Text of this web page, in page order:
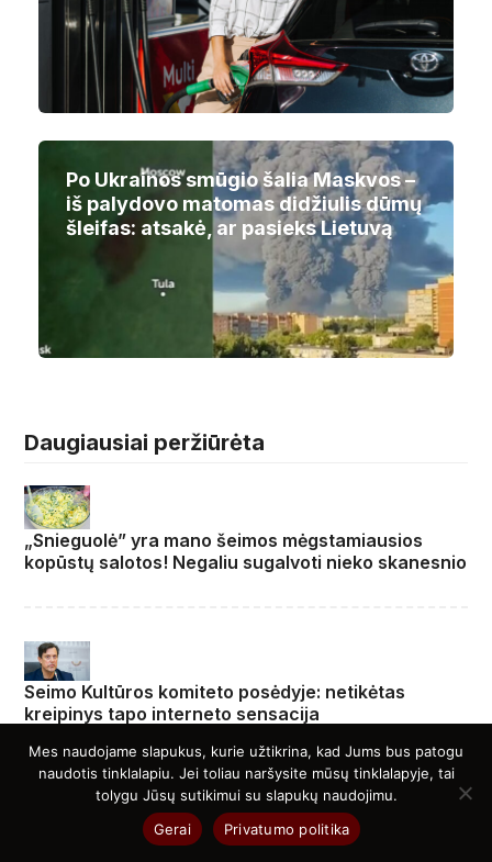
Po Ukrainos smūgio šalia Maskvos –
iš palydovo matomas didžiulis dūmų
šleifas: atsakė, ar pasieks Lietuvą
Daugiausiai peržiūrėta
„Snieguolė” yra mano šeimos mėgstamiausios
kopūstų salotos! Negaliu sugalvoti nieko skanesnio
Seimo Kultūros komiteto posėdyje: netikėtas
kreipinys tapo interneto sensacija
Iš LFF prezidento – perspėjimas „Riterių“ „veikėjui“:
Mes naudojame slapukus, kurie užtikrina, kad Jums bus patogu
naudotis tinklalapiu. Jei toliau naršysite mūsų tinklalapyje, tai
tolygu Jūsų sutikimui su slapukų naudojimu.
Gerai
Privatumo politika